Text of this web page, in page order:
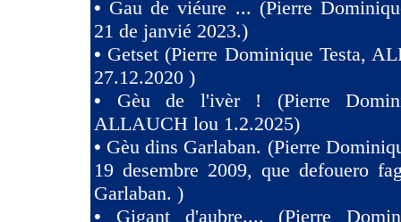
• Gau de viéure ... (Pierre
21 de janvié 2023.)
• Getset (Pierre Dominique Testa,
27.12.2020 )
• Gèu de l'ivèr ! (Pierre
ALLAUCH lou 1.2.2025)
• Gèu dins Garlaban. (Pierre
19 desembre 2009, que defouero
Garlaban. )
• Gigant d'aubre.... (Pierre